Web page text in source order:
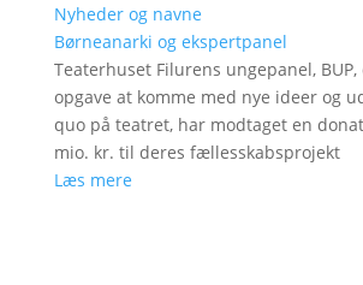
Nyheder og navne
Børneanarki og ekspertpanel
Teaterhuset Filurens ungepanel,
opgave at komme med nye ideer og
quo på teatret, har modtaget en
mio. kr. til deres fællesskabsprojekt
Læs mere